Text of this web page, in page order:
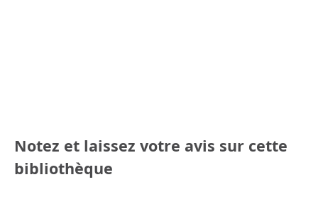
Notez et laissez votre avis sur cette
bibliothèque